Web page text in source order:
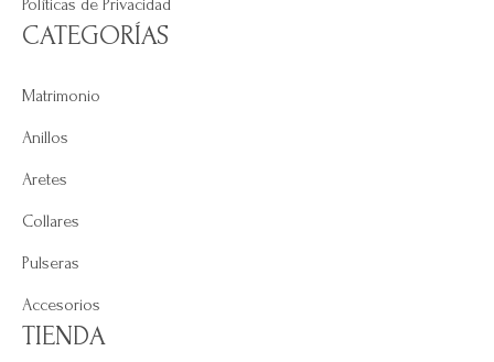
Políticas de Privacidad
CATEGORÍAS
Matrimonio
Anillos
Aretes
Collares
Pulseras
Accesorios
TIENDA